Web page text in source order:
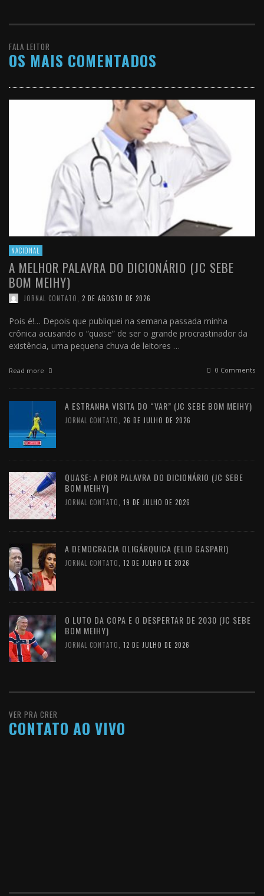
FALA LEITOR
OS MAIS COMENTADOS
NACIONAL
A MELHOR PALAVRA DO DICIONÁRIO (JC SEBE
BOM MEIHY)
JORNAL CONTATO 2 DE AGOSTO DE 2026
Pois é!… Depois que publiquei na semana passada minha
crônica acusando o “quase” de ser o grande procrastinador da
existência, uma pequena chuva de leitores …
Read more 0 Comments
A ESTRANHA VISITA DO “VAR” (JC SEBE BOM MEIHY)
JORNAL CONTATO 26 DE JULHO DE 2026
QUASE: A PIOR PALAVRA DO DICIONÁRIO (JC SEBE
BOM MEIHY)
JORNAL CONTATO 19 DE JULHO DE 2026
A DEMOCRACIA OLIGÁRQUICA (ELIO GASPARI)
JORNAL CONTATO 12 DE JULHO DE 2026
O LUTO DA COPA E O DESPERTAR DE 2030 (JC SEBE
BOM MEIHY)
JORNAL CONTATO 12 DE JULHO DE 2026
VER PRA CRER
CONTATO AO VIVO